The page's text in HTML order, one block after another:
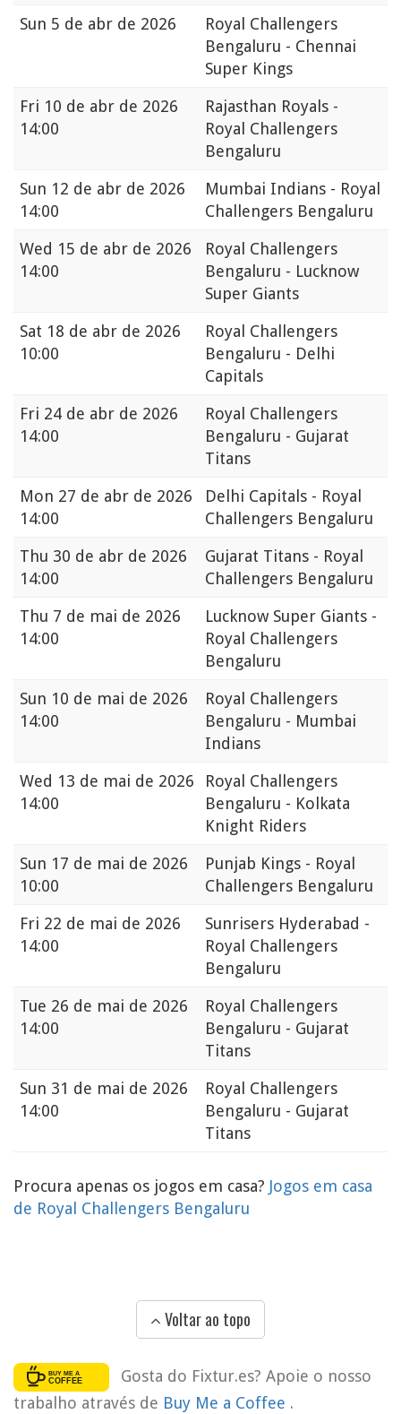
Sun 5 de abr de 2026
Royal Challengers
Bengaluru - Chennai
Super Kings
Fri 10 de abr de 2026
14:00
Rajasthan Royals -
Royal Challengers
Bengaluru
Sun 12 de abr de 2026
14:00
Mumbai Indians - Royal
Challengers Bengaluru
Wed 15 de abr de 2026
14:00
Royal Challengers
Bengaluru - Lucknow
Super Giants
Sat 18 de abr de 2026
10:00
Royal Challengers
Bengaluru - Delhi
Capitals
Fri 24 de abr de 2026
14:00
Royal Challengers
Bengaluru - Gujarat
Titans
Mon 27 de abr de 2026
14:00
Delhi Capitals - Royal
Challengers Bengaluru
Thu 30 de abr de 2026
14:00
Gujarat Titans - Royal
Challengers Bengaluru
Thu 7 de mai de 2026
14:00
Lucknow Super Giants -
Royal Challengers
Bengaluru
Sun 10 de mai de 2026
14:00
Royal Challengers
Bengaluru - Mumbai
Indians
Wed 13 de mai de 2026
14:00
Royal Challengers
Bengaluru - Kolkata
Knight Riders
Sun 17 de mai de 2026
10:00
Punjab Kings - Royal
Challengers Bengaluru
Fri 22 de mai de 2026
14:00
Sunrisers Hyderabad -
Royal Challengers
Bengaluru
Tue 26 de mai de 2026
14:00
Royal Challengers
Bengaluru - Gujarat
Titans
Sun 31 de mai de 2026
14:00
Royal Challengers
Bengaluru - Gujarat
Titans
Procura apenas os jogos em casa? Jogos em casa
de Royal Challengers Bengaluru
Voltar ao topo
Gosta do Fixtur.es? Apoie o nosso
trabalho através de Buy Me a Coffee .